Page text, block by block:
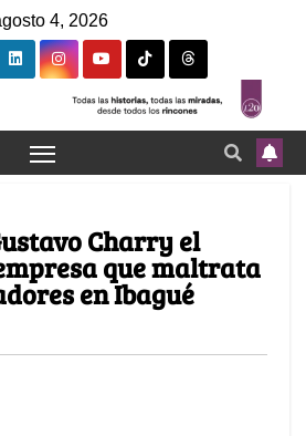
4, 2026
Charry el
que maltrata
en Ibagué